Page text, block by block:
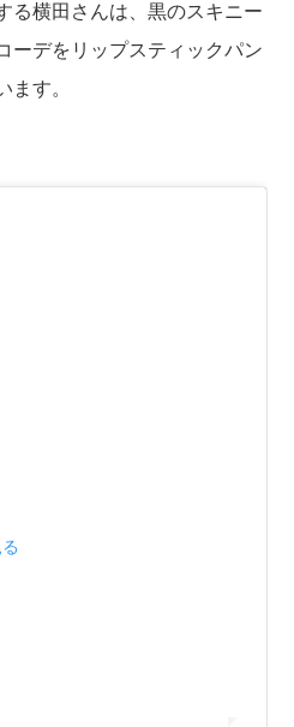
る横田さんは、黒のスキニー
ーデをリップスティックパン
ます。